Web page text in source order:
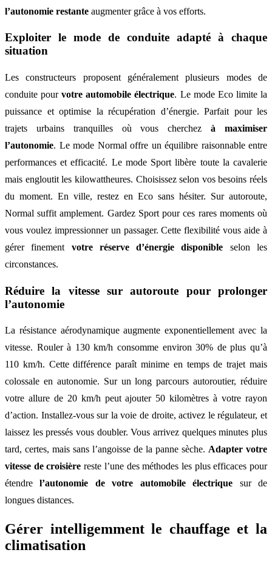
l’autonomie restante augmenter grâce à vos efforts.
Exploiter le mode de conduite adapté à chaque
situation
Les constructeurs proposent généralement plusieurs modes de
conduite pourvotre automobile électrique. Le mode Eco limite la
puissance et optimise la récupération d’énergie. Parfait pour les
trajets urbains tranquilles où vous cherchezà maximiser
l’autonomie. Le mode Normal offre un équilibre raisonnable entre
performances et efficacité. Le mode Sport libère toute la cavalerie
mais engloutit les kilowattheures. Choisissez selon vos besoins réels
du moment. En ville, restez en Eco sans hésiter. Sur autoroute,
Normal suffit amplement. Gardez Sport pour ces rares moments où
vous voulez impressionner un passager. Cette flexibilité vous aide à
gérer finement votre réserve d’énergie disponible selon les
circonstances.
Réduire la vitesse sur autoroute pour prolonger
l’autonomie
La résistance aérodynamique augmente exponentiellement avec la
vitesse. Rouler à 130 km/h consomme environ 30% de plus qu’à
110 km/h. Cette différence paraît minime en temps de trajet mais
colossale en autonomie. Sur un long parcours autoroutier, réduire
votre allure de 20 km/h peut ajouter 50 kilomètres à votre rayon
d’action. Installez-vous sur la voie de droite, activez le régulateur, et
laissez les pressés vous doubler. Vous arrivez quelques minutes plus
tard, certes, mais sans l’angoisse de la panne sèche. Adapter votre
vitesse de croisière reste l’une des méthodes les plus efficaces pour
étendrel’autonomie de votre automobile électrique sur de
longues distances.
Gérer intelligemment le chauffage et la
climatisation